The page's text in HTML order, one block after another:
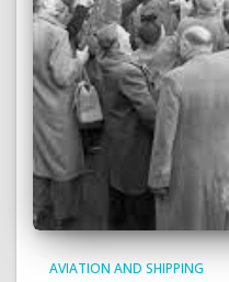
AVIATION AND SHIPPING